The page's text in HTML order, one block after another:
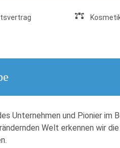
Unternehmen und Pionier im
Welt erkennen wir